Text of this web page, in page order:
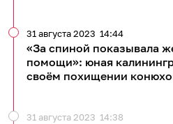
«За спиной показывала
помощи»: юная
своём похищении
31 августа 2023 14:44
31 августа 2023 14:38